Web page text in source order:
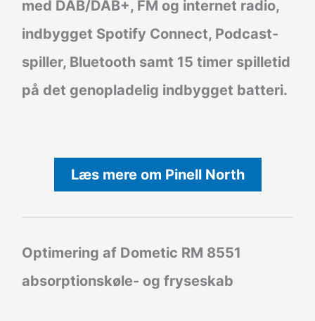
med DAB/DAB+, FM og internet radio,
indbygget Spotify Connect, Podcast-
spiller, Bluetooth samt 15 timer spilletid
på det genopladelig indbygget batteri.
Læs mere om Pinell North
Optimering af Dometic RM 8551
absorptionskøle- og fryseskab